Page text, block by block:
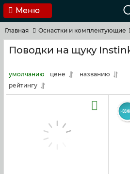
Меню
Главная Оснастки и комплектующие
Поводки на щуку
умолчанию цене
названию
рейтингу